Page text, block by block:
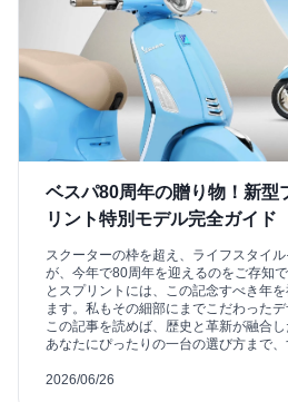
ベスパ80周年の贈り物！新型
リント特別モデル完全ガイド
スクーターの枠を超え、ライフスタイ
が、今年で80周年を迎えるのをご存知
とスプリントには、この記念すべき年
ます。私もその細部にまでこだわったデ
この記事を読めば、歴史と革新が融合し
あなたにぴったりの一台の選び方まで、
2026/06/26